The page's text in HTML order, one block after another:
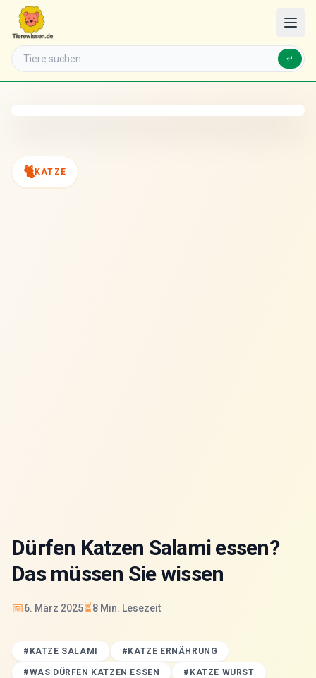
↵
🐈KATZE
Dürfen Katzen Salami essen?
Das müssen Sie wissen
📅6. März 2025⏳8 Min. Lesezeit
# KATZE SALAMI # KATZE ERNÄHRUNG
#WAS DÜRFEN KATZEN ESSEN # KATZE WURST